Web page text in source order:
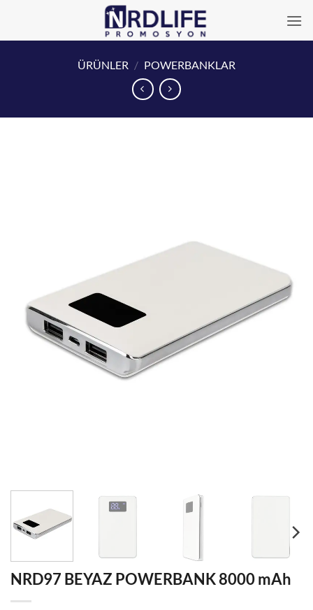
ÜRÜNLER / POWERBANKLAR
NRD97 BEYAZ POWERBANK 8000 mAh